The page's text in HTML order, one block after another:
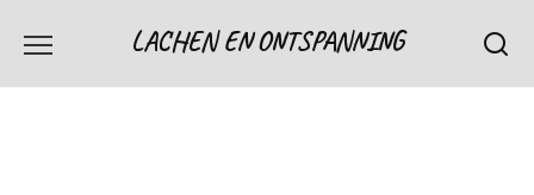
LACHEN EN ONTSPANNING